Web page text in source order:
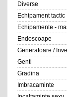
Diverse
Echipament tactic
Echipamente -
Endoscoape
Generatoare /
Genti
Gradina
Imbracaminte